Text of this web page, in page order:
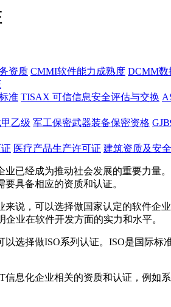
资质 CMMI软件能力成熟度 DCMM数
准 TISAX 可信信息安全评估与交换
乙级 军工保密武器装备保密资格
医疗产品生产许可证 建筑资质及安
业已经成为推动社会发展的重要力量
具备相应的资质和认证。
来说，可以选择做国家认定的软件企
业在软件开发方面的实力和水平。
以选择做ISO系列认证。ISO是国际
信息化企业相关的资质和认证，例如